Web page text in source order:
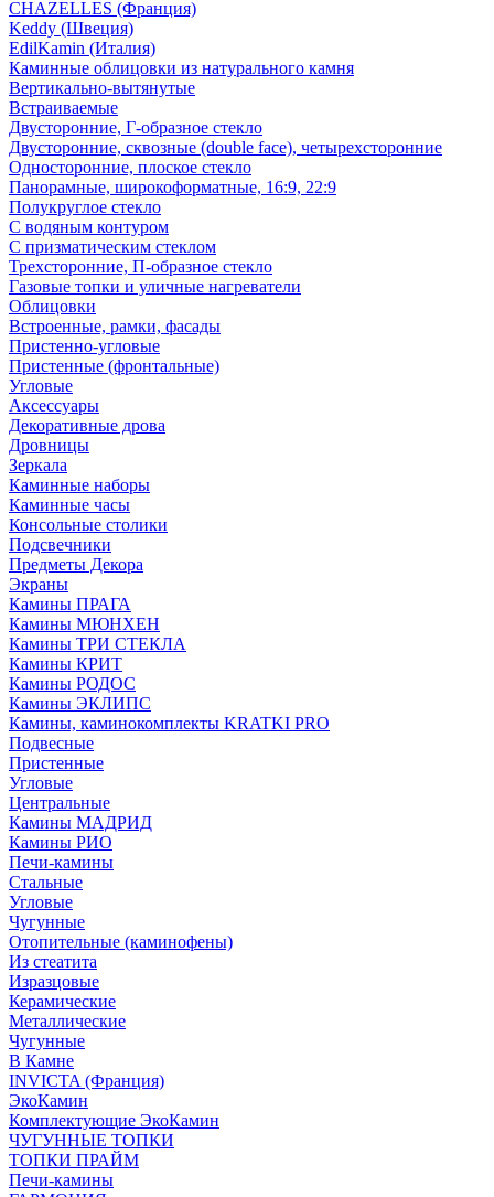
CHAZELLES (Франция)
Keddy (Швеция)
EdilKamin (Италия)
Каминные облицовки из натурального камня
Вертикально-вытянутые
Встраиваемые
Двусторонние, Г-образное стекло
Двусторонние, сквозные (double face), четырехсторонние
Односторонние, плоское стекло
Панорамные, широкоформатные, 16:9, 22:9
Полукруглое стекло
С водяным контуром
С призматическим стеклом
Трехсторонние, П-образное стекло
Газовые топки и уличные нагреватели
Облицовки
Встроенные, рамки, фасады
Пристенно-угловые
Пристенные (фронтальные)
Угловые
Аксессуары
Декоративные дрова
Дровницы
Зеркала
Каминные наборы
Каминные часы
Консольные столики
Подсвечники
Предметы Декора
Экраны
Камины ПРАГА
Камины МЮНХЕН
Камины ТРИ СТЕКЛА
Камины КРИТ
Камины РОДОС
Камины ЭКЛИПС
Камины, каминокомплекты KRATKI PRO
Подвесные
Пристенные
Угловые
Центральные
Камины МАДРИД
Камины РИО
Печи-камины
Стальные
Угловые
Чугунные
Отопительные (каминофены)
Из стеатита
Изразцовые
Керамические
Металлические
Чугунные
В Камне
INVICTA (Франция)
ЭкоКамин
Комплектующие ЭкоКамин
ЧУГУННЫЕ ТОПКИ
ТОПКИ ПРАЙМ
Печи-камины